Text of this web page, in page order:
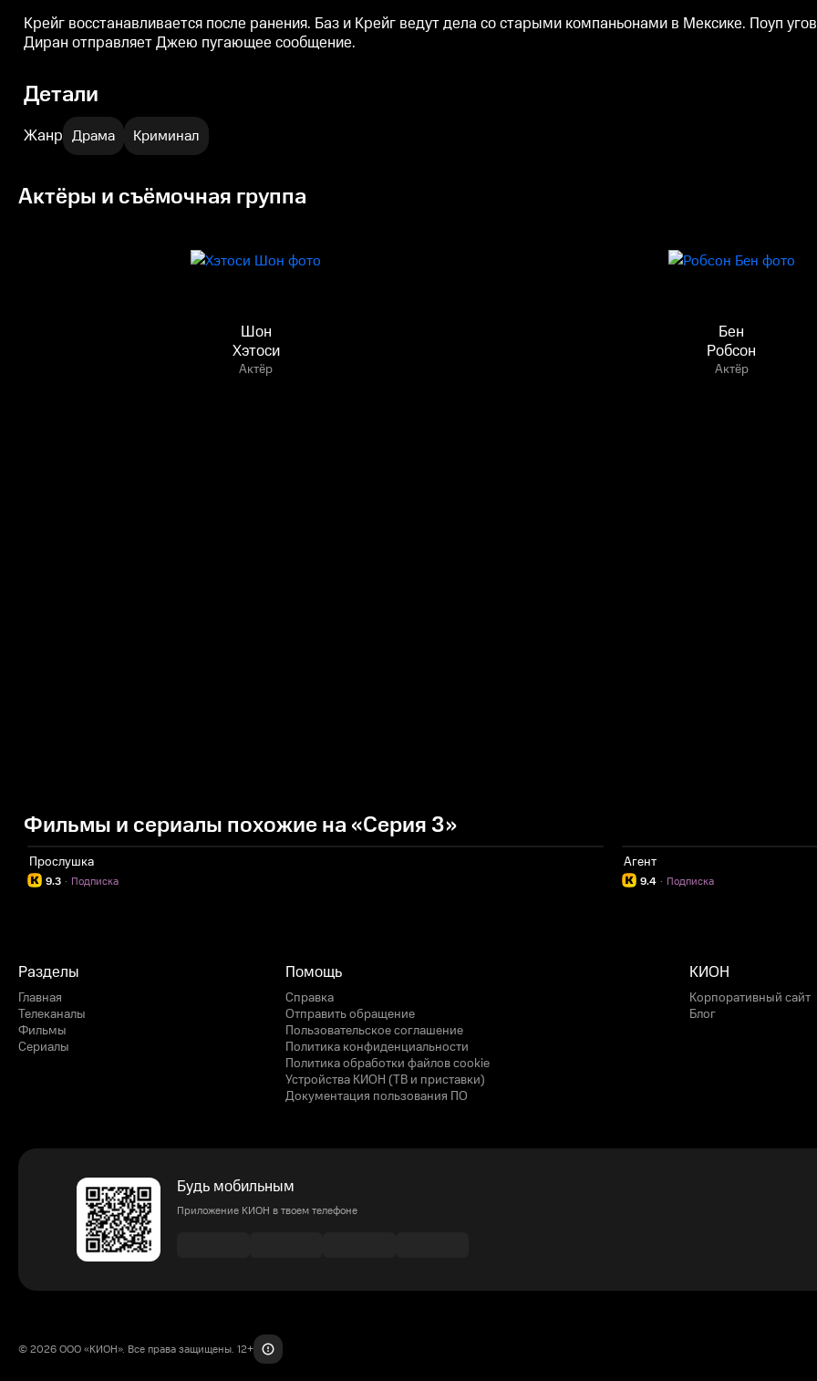
Крейг восстанавливается после ранения. Баз и Крейг ведут дела со старыми компаньонами в Мексике. Поуп
Диран отправляет Джею пугающее сообщение.
Детали
Жанр Драма Криминал
Актёры и съёмочная группа
Шон
Хэтоси
Актёр
Бен
Робсон
Актёр
Фильмы и сериалы похожие на «Серия 3»
Прослушка
9.3 Подписка
·
Агент
9.4 Подписка
·
Разделы
Главная
Телеканалы
Фильмы
Сериалы
Помощь
Справка
Отправить обращение
Пользовательское соглашение
Политика конфиденциальности
Политика обработки файлов cookie
Устройства КИОН (ТВ и приставки)
Документация пользования ПО
КИОН
Корпоративный сайт
Блог
Будь мобильным
Приложение КИОН в твоем телефоне
© 2026 ООО «КИОН». Все права защищены. 12+